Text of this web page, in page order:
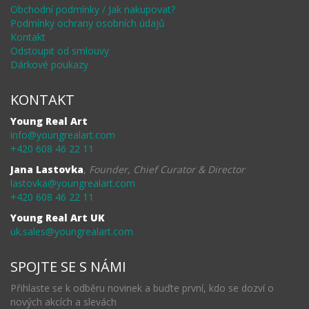
Obchodní podmínky / Jak nakupovat?
Podmínky ochrany osobních údajů
Kontakt
Odstoupit od smlouvy
Dárkové poukazy
KONTAKT
Young Real Art
info@youngrealart.com
+420 608 46 22 11
Jana Lastovka, Founder, Chief Curator & Director
lastovka@youngrealart.com
+420 608 46 22 11
Young Real Art UK
uk.sales@youngrealart.com
SPOJTE SE S NÁMI
Přihlaste se k odběru novinek a buďte první, kdo se dozví o
nových akcích a slevách